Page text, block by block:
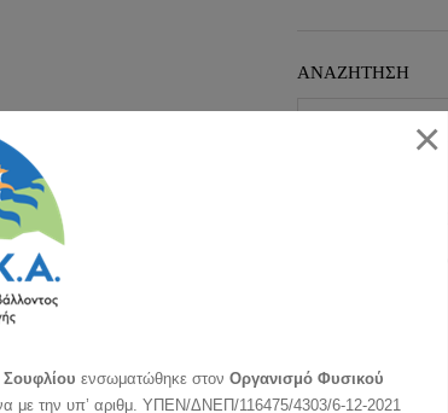
ΑΝΑΖΗΤΗΣΗ
ΠΡΟΣΦΑΤΑ ΝΕΑ-
Εορτασμός για τα 30
Διαχείριση των
προστασία του δάσους
ενδιαιτήματος της
×
ενσωματώθηκε στον Οργανισμό Φυσικού
με την υπ’ αριθμ. ΥΠΕΝ/ΔΝΕΠ/116475/4303/6-12-2021